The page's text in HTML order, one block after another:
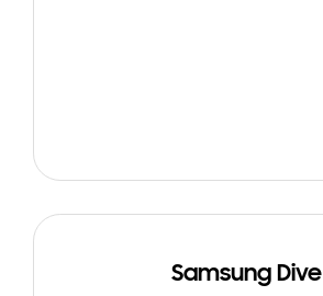
Samsung Dive